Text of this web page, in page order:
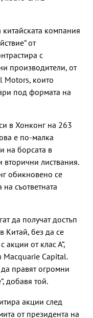
компания
от
с
производители, от
Motors, които
под формата на
в Хонконг на 263
е по-малка
на борсата в
листвания.
обикновено се
на съответната
да получат достъп
Китай, без да се
акции от клас А“,
Macquarie Capital.
правят огромни
добавя той.
акции след
от президента на